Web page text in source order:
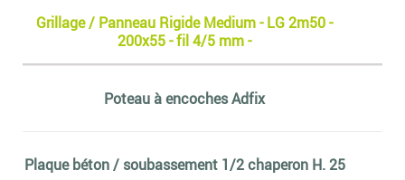
Grillage / Panneau Rigide Medium - LG 2m50 -
200x55 - fil 4/5 mm -
Poteau à encoches Adfix
Plaque béton / soubassement 1/2 chaperon H. 25